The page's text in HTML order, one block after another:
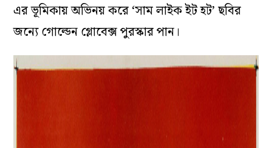
এর ভূমিকায় অভিনয় করে ‘সাম লাইক ইট হট’ ছবির
জন্যে গোল্ডেন গ্লোবেক্স পুরস্কার পান।